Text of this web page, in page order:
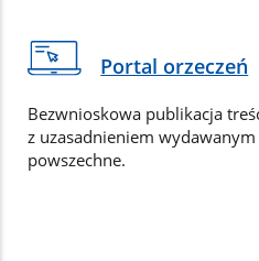
Portal orzeczeń
Bezwnioskowa publikacja
z uzasadnieniem
powszechne.